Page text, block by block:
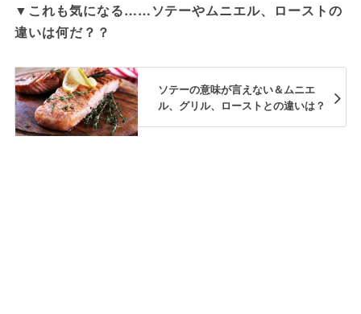
▼これも気になる……ソテーやムニエル、ローストの
違いは何だ？？
ソテーの意味が言えない＆ムニエ
ル、グリル、ローストとの違いは？